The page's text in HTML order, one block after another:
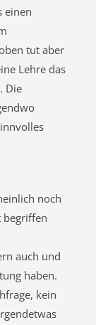
einen
tut aber
Lehre das
Die
noch
begriffen
auch und
haben.
kein